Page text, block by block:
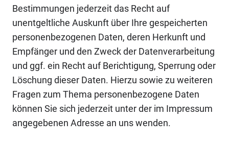
Bestimmungen jederzeit das Recht auf
unentgeltliche Auskunft über Ihre gespeicherten
personenbezogenen Daten, deren Herkunft und
Empfänger und den Zweck der Datenverarbeitung
und ggf. ein Recht auf Berichtigung, Sperrung oder
Löschung dieser Daten. Hierzu sowie zu weiteren
Fragen zum Thema personenbezogene Daten
können Sie sich jederzeit unter der im Impressum
angegebenen Adresse an uns wenden.